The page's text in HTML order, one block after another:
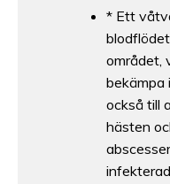
* Ett
området,
bekämpa
också till
hästen